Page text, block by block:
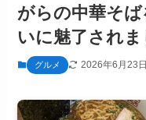
がらの中華そ
いに魅了され
グルメ 2026年6月23日